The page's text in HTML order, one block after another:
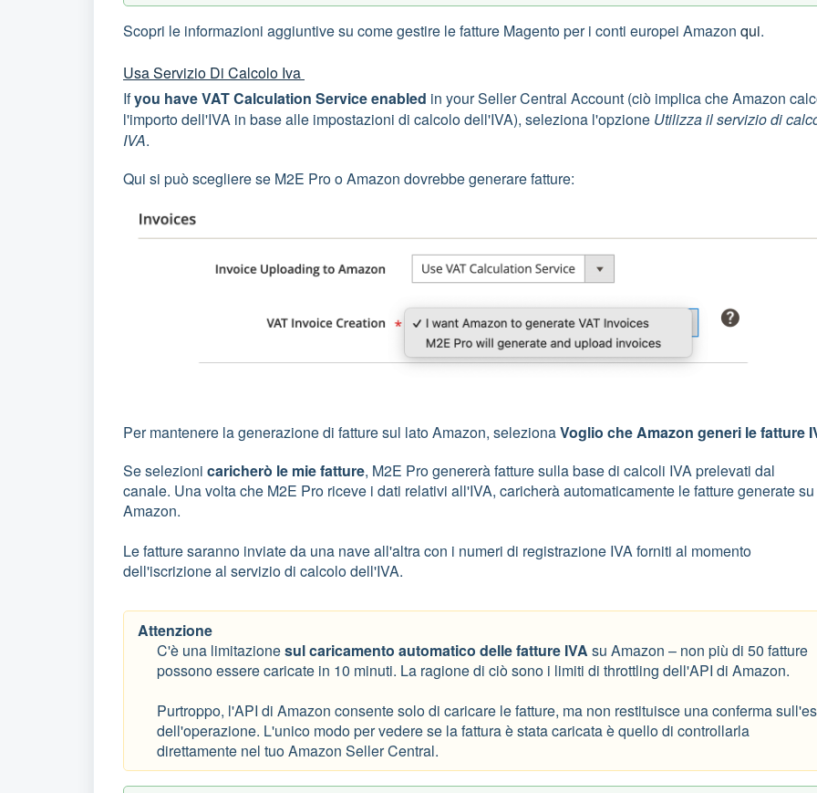
Scopri le informazioni aggiuntive su come gestire le fatture Magento per i conti europei Amazon qui.
Usa Servizio Di Calcolo Iva
Ifyou have VAT Calculation Service enabled in your Seller Central Account (ciò implica che Amazon
l'importo dell'IVA in base alle impostazioni di calcolo dell'IVA), seleziona l'opzione Utilizza il servizio di
IVA.
Qui si può scegliere se M2E Pro o Amazon dovrebbe generare fatture:
Per mantenere la generazione di fatture sul lato Amazon, selezionaVoglio che Amazon generi le fatture
Se selezioni caricherò le mie fatture, M2E Pro genererà fatture sulla base di calcoli IVA prelevati dal
canale. Una volta che M2E Pro riceve i dati relativi all'IVA, caricherà automaticamente le fatture generate su
Amazon.
Le fatture saranno inviate da una nave all'altra con i numeri di registrazione IVA forniti al momento
dell'iscrizione al servizio di calcolo dell'IVA.
Attenzione
C'è una limitazionesul caricamento automatico delle fatture IVA su Amazon – non più di 50 fatture
possono essere caricate in 10 minuti. La ragione di ciò sono i limiti di throttling dell'API di Amazon.
Purtroppo, l'API di Amazon consente solo di caricare le fatture, ma non restituisce una conferma
dell'operazione. L'unico modo per vedere se la fattura è stata caricata è quello di controllarla
direttamente nel tuo Amazon Seller Central.